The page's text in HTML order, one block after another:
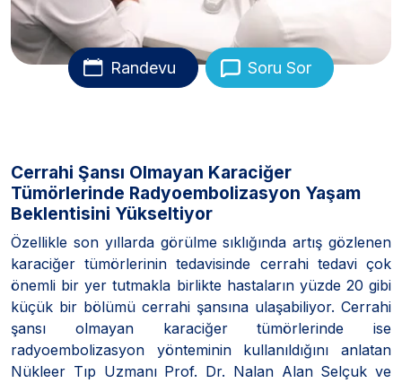
Randevu Soru Sor
Cerrahi Şansı Olmayan Karaciğer
Tümörlerinde Radyoembolizasyon Yaşam
Beklentisini Yükseltiyor
Özellikle son yıllarda görülme sıklığında artış gözlenen
karaciğer tümörlerinin tedavisinde cerrahi tedavi çok
önemli bir yer tutmakla birlikte hastaların yüzde 20 gibi
küçük bir bölümü cerrahi şansına ulaşabiliyor. Cerrahi
şansı olmayan karaciğer tümörlerinde ise
radyoembolizasyon yönteminin kullanıldığını anlatan
Nükleer Tıp Uzmanı Prof. Dr. Nalan Alan Selçuk ve